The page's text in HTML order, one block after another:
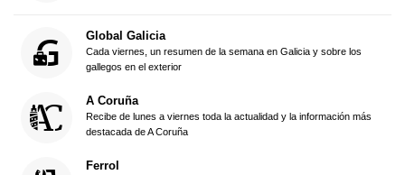
Global Galicia
Cada viernes, un resumen de la semana en Galicia y sobre los
gallegos en el exterior
A Coruña
Recibe de lunes a viernes toda la actualidad y la información más
destacada de A Coruña
Ferrol